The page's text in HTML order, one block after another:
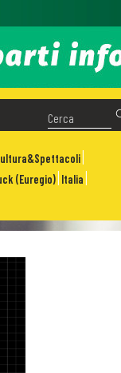
(Euregio) Italia